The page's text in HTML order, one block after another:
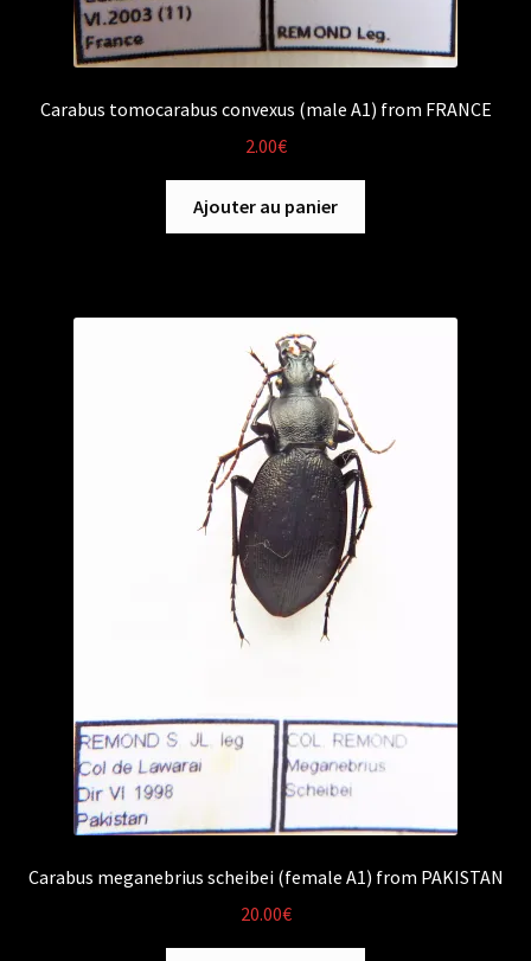
Carabus tomocarabus convexus (male A1) from FRANCE
2.00€
Ajouter au panier
Carabus meganebrius scheibei (female A1) from PAKISTAN
20.00€